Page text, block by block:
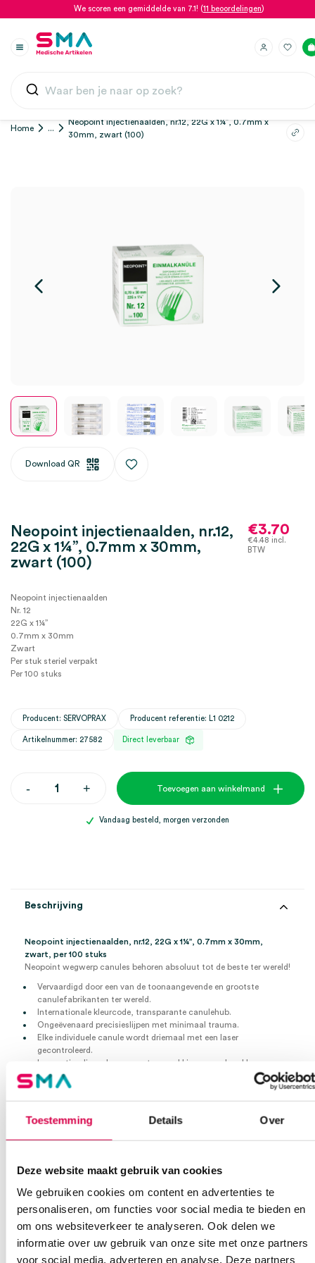
Toestemming Details Over
Deze website maakt gebruik van cookies
We gebruiken cookies om content en advertenties te
personaliseren, om functies voor social media te bieden en
om ons websiteverkeer te analyseren. Ook delen we
informatie over uw gebruik van onze site met onze partners
voor social media, adverteren en analyse. Deze partners
We scoren een gemiddelde van 7.1! (11 beoordelingen)
Home ...
Neopoint injectienaalden, nr.12, 22G x 1¼”, 0.7mm x
30mm, zwart (100)
Download QR
Neopoint injectienaalden, nr.12,
22G x 1¼”, 0.7mm x 30mm,
zwart (100)
€3.70
€4.48 incl.
BTW
Neopoint injectienaalden
Nr. 12
22G x 1¼”
0.7mm x 30mm
Zwart
Per stuk steriel verpakt
Per 100 stuks
Producent: SERVOPRAX Producent referentie: L1 0212
Artikelnummer: 27582 Direct leverbaar
-Neopoint
(100)
+ Toevoegen aan winkelmand
Vandaag besteld, morgen verzonden
Beschrijving
Neopoint injectienaalden, nr.12, 22G x 1¼”, 0.7mm x 30mm,
zwart, per 100 stuks
Neopoint wegwerp canules behoren absoluut tot de beste ter wereld!
Vervaardigd door een van de toonaangevende en grootste
canulefabrikanten ter wereld.
Internationale kleurcode, transparante canulehub.
Ongeëvenaard precisieslijpen met minimaal trauma.
Elke individuele canule wordt driemaal met een laser
gecontroleerd.
In geoptimaliseerde compacte verpakking en peelpack!
Individueel steriel in een peelpack.
22G x 1¼”
Zwart
Per 100 stuks
Extra informatie
Aansluiting Luer-Hub